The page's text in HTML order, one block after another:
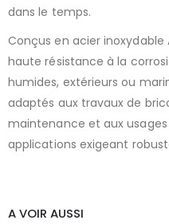
dans le temps.
Conçus en acier
haute résistance à la
humides, extérieurs ou
adaptés aux travaux de
maintenance et aux
applications exigeant
A VOIR AUSSI